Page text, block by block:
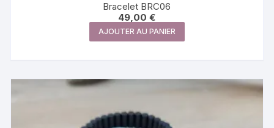
Bracelet BRC06
49,00€
AJOUTER AU PANIER